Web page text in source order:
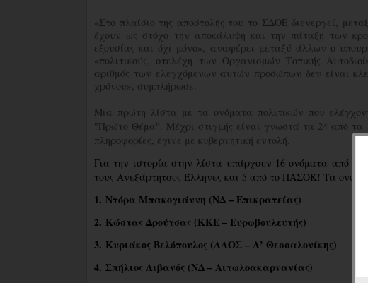
«Στο πλαίσιο της αποστολής του το ΣΔΟΕ διενεργεί,
έχουν ως στόχο την αποκάλυψη και την πάταξη των
εξουσίας και όχι μόνο», αναφέρει μεταξύ άλλων ο
«πολιτικούς, στελέχη των Οργανισμών Τοπικής
αριθμός των ελεγχόμενων αυτών προσώπων δεν είναι
χρόνου», συμπλήρωσε.
Μια πρώτη λίστα με τα ονόματα πολιτικών που
"Πρώτο Θέμα". Μέχρι στιγμής είναι γνωστά τα 24 από τα
πληροφορίες, έγινε με κυβερνητική εντολή.
Για την ιστορία στην λίστα υπάρχουν 16 ονόματα
τους Ανεξάρτητους Έλληνες και 5 από το ΠΑΣΟΚ! Τα
1. Ντόρα Μπακογιάννη (ΝΔ – Επικρατείας)
2. Κώστας Δρούτσας (ΚΚΕ – Ευρωβουλευτής)
3. Κυριάκος Βελόπουλος (ΛΑΟΣ – Α’ Θεσσαλονίκης)
4. Σπήλιος Λιβανός (ΝΔ – Αιτωλοακαρνανίας)